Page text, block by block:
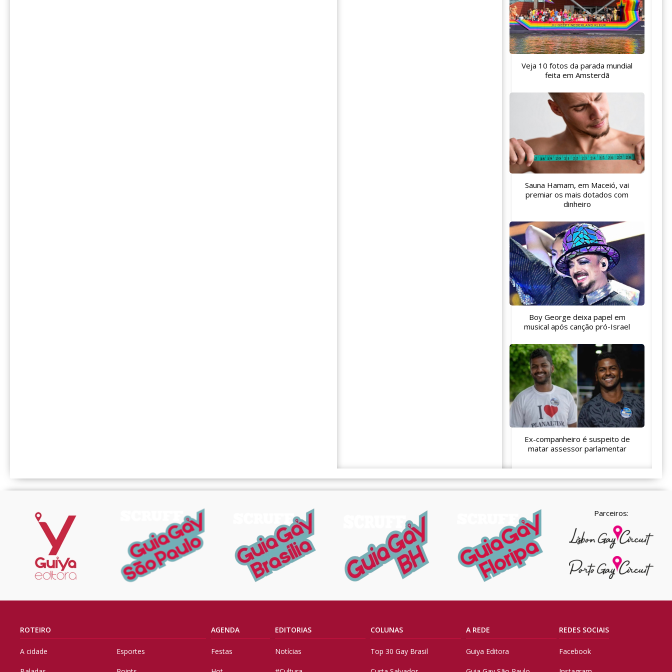
Veja 10 fotos da parada mundial
feita em Amsterdã
Sauna Hamam, em Maceió, vai
premiar os mais dotados com
dinheiro
Boy George deixa papel em
musical após canção pró-Israel
Ex-companheiro é suspeito de
matar assessor parlamentar
Parceiros:
ROTEIRO
A cidade Esportes
AGENDA
Festas
EDITORIAS
Notícias
COLUNAS
Top 30 Gay Brasil
A REDE
Guiya Editora
REDES SOCIAIS
Facebook